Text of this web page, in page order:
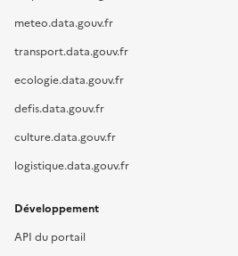
meteo.data.gouv.fr
transport.data.gouv.fr
ecologie.data.gouv.fr
defis.data.gouv.fr
culture.data.gouv.fr
logistique.data.gouv.fr
Développement
API du portail